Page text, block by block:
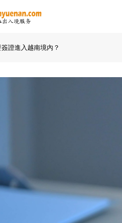
證進入越南境內？